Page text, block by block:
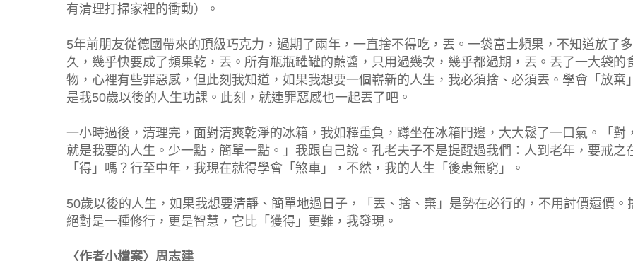
有清理打掃家裡的衝動）。
5年前朋友從德國帶來的頂級巧克力，過期了兩年，一直捨不得吃，丟。一袋富士頻果，不知道放了多
久，幾乎快要成了頻果乾，丟。所有瓶瓶罐罐的蘸醬，只用過幾次，幾乎都過期，丟。丟了一大袋的
物，心裡有些罪惡感，但此刻我知道，如果我想要一個嶄新的人生，我必須捨、必須丟。學會「放棄
是我50歲以後的人生功課。此刻，就連罪惡感也一起丟了吧。
一小時過後，清理完，面對清爽乾淨的冰箱，我如釋重負，蹲坐在冰箱門邊，大大鬆了一口氣。「對
就是我要的人生。少一點，簡單一點。」我跟自己說。孔老夫子不是提醒過我們：人到老年，要戒之
「得」嗎？行至中年，我現在就得學會「煞車」，不然，我的人生「後患無窮」。
50歲以後的人生，如果我想要清靜、簡單地過日子，「丟、捨、棄」是勢在必行的，不用討價還價。
絕對是一種修行，更是智慧，它比「獲得」更難，我發現。
〈作者小檔案〉周志建